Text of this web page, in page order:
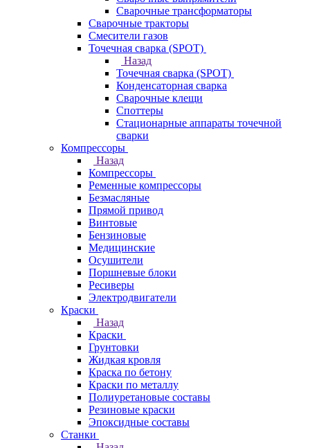
Сварочные трансформаторы
Сварочные тракторы
Смесители газов
Точечная сварка (SPOT)
Назад
Точечная сварка (SPOT)
Конденсаторная сварка
Сварочные клещи
Споттеры
Стационарные аппараты точечной
сварки
Компрессоры
Назад
Компрессоры
Ременные компрессоры
Безмасляные
Прямой привод
Винтовые
Бензиновые
Медицинские
Осушители
Поршневые блоки
Ресиверы
Электродвигатели
Краски
Назад
Краски
Грунтовки
Жидкая кровля
Краска по бетону
Краски по металлу
Полиуретановые составы
Резиновые краски
Эпоксидные составы
Станки